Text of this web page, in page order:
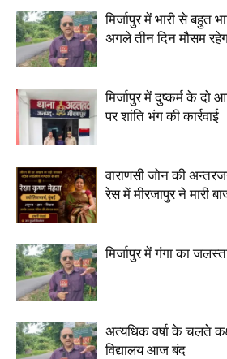
मिर्जापुर में भारी से बहुत
अगले तीन दिन मौसम
मिर्जापुर में दुष्कर्म के दो
पर शांति भंग की कार्रवाई
वाराणसी जोन की
रेस में मीरजापुर ने मारी
मिर्जापुर में गंगा का
अत्यधिक वर्षा के चलते
विद्यालय आज बंद